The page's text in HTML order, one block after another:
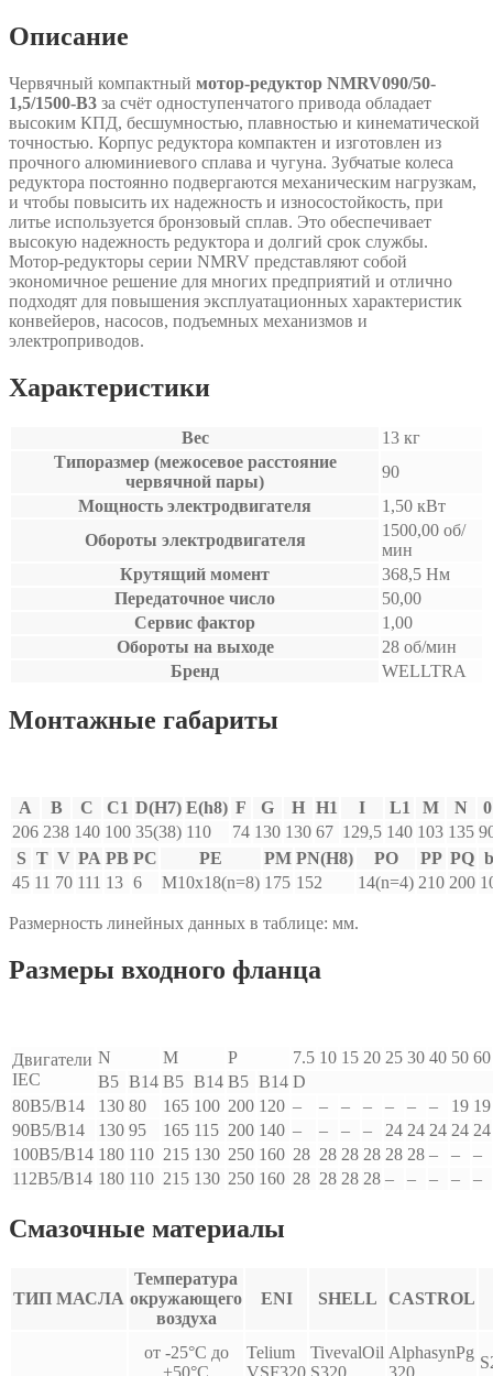
Описание
Червячный компактный мотор-редуктор NMRV090/50-
1,5/1500-В3 за счёт одноступенчатого привода обладает
высоким КПД, бесшумностью, плавностью и кинематической
точностью. Корпус редуктора компактен и изготовлен из
прочного алюминиевого сплава и чугуна. Зубчатые колеса
редуктора постоянно подвергаются механическим нагрузкам,
и чтобы повысить их надежность и износостойкость, при
литье используется бронзовый сплав. Это обеспечивает
высокую надежность редуктора и долгий срок службы.
Мотор-редукторы серии NMRV представляют собой
экономичное решение для многих предприятий и отлично
подходят для повышения эксплуатационных характеристик
конвейеров, насосов, подъемных механизмов и
электроприводов.
Характеристики
Вес
13 кг
Типоразмер (межосевое расстояние
червячной пары)
90
Мощность электродвигателя
1,50 кВт
Обороты электродвигателя
1500,00 об/
мин
Крутящий момент
368,5 Нм
Передаточное число
50,00
Сервис фактор
1,00
Обороты на выходе
28 об/мин
Бренд
WELLTRA
Монтажные габариты
A B C C1 D(H7) E(h8) F G H H1 I L1 M N
0
206 238 140 100 35(38) 110 74 130 130 67 129,5 140 103 135
S T V PA PB PC PE PM PN(H8) PO PP PQ b
45 11 70 111 13 6 M10x18(n=8) 175 152 14(n=4) 210 200
Размерность линейных данных в таблице: мм.
Размеры входного фланца
Двигатели
IEC
N M P 7.5 10 15 20 25 30 40 50 60
B5 B14 B5 B14 B5 B14 D
80B5/B14
130 80 165 100 200 120 – – – – – – – 19 19
90B5/B14
130 95 165 115 200 140 – – – – 24 24 24 24 24
100B5/B14 180 110 215 130 250 160 28 28 28 28 28 28 – –
–
112B5/B14 180 110 215 130 250 160 28 28 28 28 – – – – –
Смазочные материалы
ТИП МАСЛА
Температура
окружающего
воздуха
ENI SHELL CASTROL
от -25°С до
+50°С
Telium
VSF320
TivevalOil
S320
AlphasynPg
320